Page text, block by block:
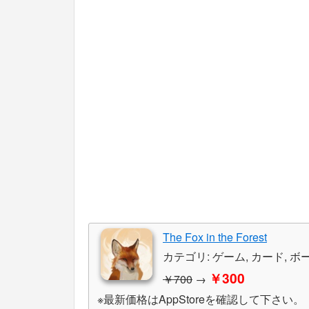
The Fox in the Forest
カテゴリ: ゲーム, カード, ボ
￥700 → ￥300
※最新価格はAppStoreを確認して下さい。